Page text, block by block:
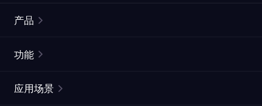
产品
静态住宅代理
功能
应用场景